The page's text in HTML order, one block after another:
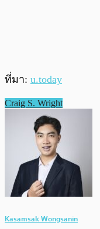
ที่มา: u.today
Craig S. Wright
Kasamsak Wongsanin